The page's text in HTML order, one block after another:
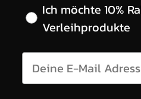
Ich möchte 10%
Verleihprodukte